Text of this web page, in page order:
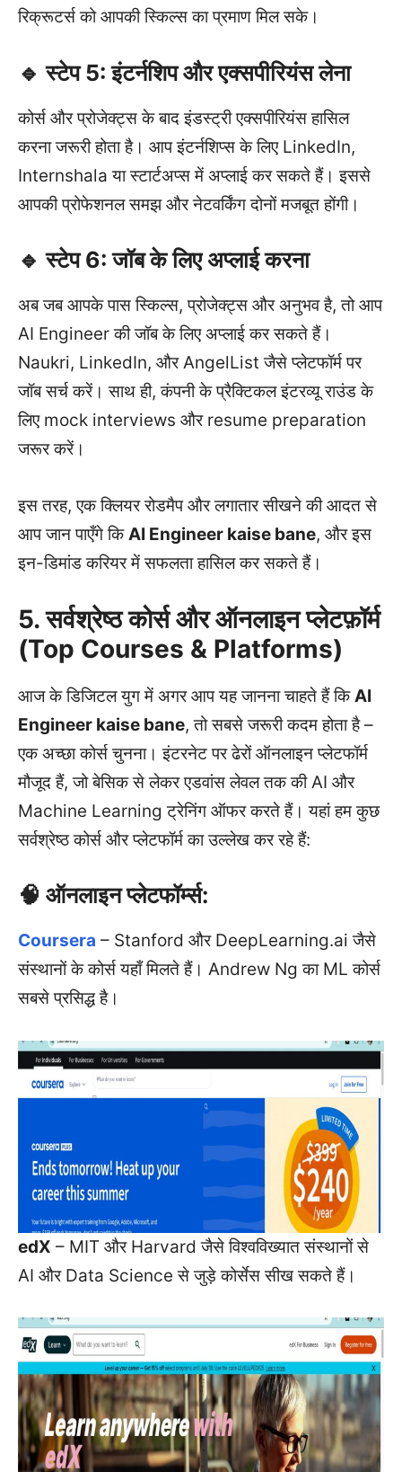
रिक्रूटर्स को आपकी स्किल्स का प्रमाण मिल सके।
🔹 स्टेप 5: इंटर्नशिप और एक्सपीरियंस लेना
कोर्स और प्रोजेक्ट्स के बाद इंडस्ट्री एक्सपीरियंस हासिल
करना जरूरी होता है। आप इंटर्नशिप्स के लिए LinkedIn,
Internshala या स्टार्टअप्स में अप्लाई कर सकते हैं। इससे
आपकी प्रोफेशनल समझ और नेटवर्किंग दोनों मजबूत होंगी।
🔹 स्टेप 6: जॉब के लिए अप्लाई करना
अब जब आपके पास स्किल्स, प्रोजेक्ट्स और अनुभव है, तो आप
AI Engineer की जॉब के लिए अप्लाई कर सकते हैं।
Naukri, LinkedIn, और AngelList जैसे प्लेटफॉर्म पर
जॉब सर्च करें। साथ ही, कंपनी के प्रैक्टिकल इंटरव्यू राउंड के
लिए mock interviews और resume preparation
जरूर करें।
इस तरह, एक क्लियर रोडमैप और लगातार सीखने की आदत से
आप जान पाएँगे कि AI Engineer kaise bane, और इस
इन-डिमांड करियर में सफलता हासिल कर सकते हैं।
5. सर्वश्रेष्ठ कोर्स और ऑनलाइन प्लेटफ़ॉर्म
(Top Courses & Platforms)
आज के डिजिटल युग में अगर आप यह जानना चाहते हैं किAI
Engineer kaise bane, तो सबसे जरूरी कदम होता है –
एक अच्छा कोर्स चुनना। इंटरनेट पर ढेरों ऑनलाइन प्लेटफॉर्म
मौजूद हैं, जो बेसिक से लेकर एडवांस लेवल तक की AI और
Machine Learning ट्रेनिंग ऑफर करते हैं। यहां हम कुछ
सर्वश्रेष्ठ कोर्स और प्लेटफॉर्म का उल्लेख कर रहे हैं:
🧠 ऑनलाइन प्लेटफॉर्म्स:
Coursera – Stanford और DeepLearning.ai जैसे
संस्थानों के कोर्स यहाँ मिलते हैं। Andrew Ng का ML कोर्स
सबसे प्रसिद्ध है।
edX – MIT और Harvard जैसे विश्वविख्यात संस्थानों से
AI और Data Science से जुड़े कोर्सेस सीख सकते हैं।